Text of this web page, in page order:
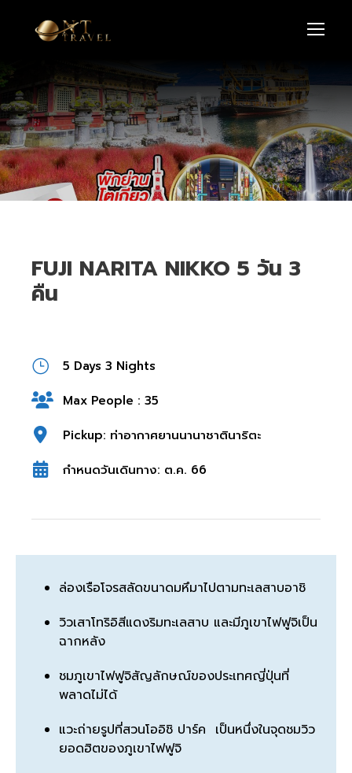
FUJI NARITA NIKKO 5 วัน 3
คืน
5 Days 3 Nights
Max People : 35
Pickup: ท่าอากาศยานนานาชาตินาริตะ
กำหนดวันเดินทาง: ต.ค. 66
ล่องเรือโจรสลัดขนาดมหึมาไปตามทะเลสาบอาชิ
วิวเสาโทริอิสีแดงริมทะเลสาบ และมีภูเขาไฟฟูจิเป็น
ฉากหลัง
ชมภูเขาไฟฟูจิสัญลักษณ์ของประเทศญี่ปุ่นที่
พลาดไม่ได้
แวะถ่ายรูปที่สวนโออิชิ ปาร์ค เป็นหนึ่งในจุดชมวิว
ยอดฮิตของภูเขาไฟฟูจิ